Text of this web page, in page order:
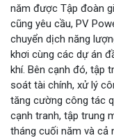
năm được Tập đoàn
cũng yêu cầu, PV
chuyển dịch năng
khơi cùng các dự án
khí. Bên cạnh đó, tập
soát tài chính, xử lý
tăng cường công tác
cạnh tranh, tập trung
tháng cuối năm và cả